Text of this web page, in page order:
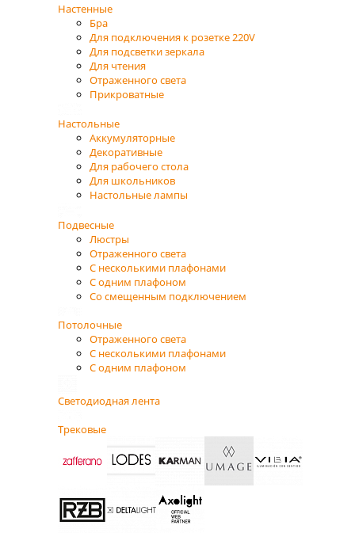
Настенные
Бра
Для подключения к розетке 220V
Для подсветки зеркала
Для чтения
Отраженного света
Прикроватные
Настольные
Аккумуляторные
Декоративные
Для рабочего стола
Для школьников
Настольные лампы
Подвесные
Люстры
Отраженного света
С несколькими плафонами
С одним плафоном
Со смещенным подключением
Потолочные
Отраженного света
С несколькими плафонами
С одним плафоном
Светодиодная лента
Трековые